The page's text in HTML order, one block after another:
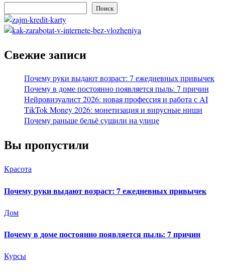
Поиск
Свежие записи
Почему руки выдают возраст: 7 ежедневных привычек
Почему в доме постоянно появляется пыль: 7 причин
Нейровизуалист 2026: новая профессия и работа с AI
TikTok Money 2026: монетизация и вирусные ниши
Почему раньше бельё сушили на улице
Вы пропустили
Красота
Почему руки выдают возраст: 7 ежедневных привычек
Дом
Почему в доме постоянно появляется пыль: 7 причин
Курсы